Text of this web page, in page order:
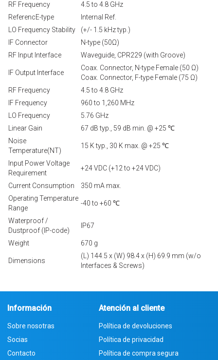
RF Frequency
4.5 to 4.8 GHz
ReferencE-type
Internal Ref.
LO Frequency Stability
(+/- 1.5 kHz typ.)
IF Connector
N-type (50Ω)
RF Input Interface
Waveguide, CPR229 (with Groove)
IF Output Interface
Coax. Connector, N-type Female (50 Ω)
Coax. Connector, F-type Female (75 Ω)
RF Frequency
4.5 to 4.8 GHz
IF Frequency
960 to 1,260 MHz
LO Frequency
5.76 GHz
Linear Gain
67 dB typ., 59 dB min. @ +25 ℃
Noise
Temperature(NT)
15 K typ., 30 K max. @ +25 ℃
Input Power Voltage
Requirement
+24 VDC (+12 to +24 VDC)
Current Consumption
350 mA max.
Operating Temperature
Range
-40 to +60 ℃
Waterproof /
Dustproof (IP-code)
IP67
Weight 670 g
Dimensions
(L) 144.5 x (W) 98.4 x (H) 69.9 mm (w/o
Interfaces & Screws)
Información
Sobre nosotras
Socias
Contacto
Atención al cliente
Política de devoluciones
Política de privacidad
Política de compra segura